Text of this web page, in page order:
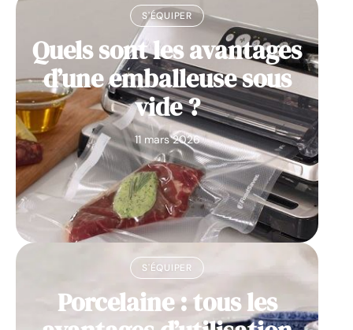
S'ÉQUIPER
Quels sont les avantages
d’une emballeuse sous
vide ?
11 mars 2026
S'ÉQUIPER
Porcelaine : tous les